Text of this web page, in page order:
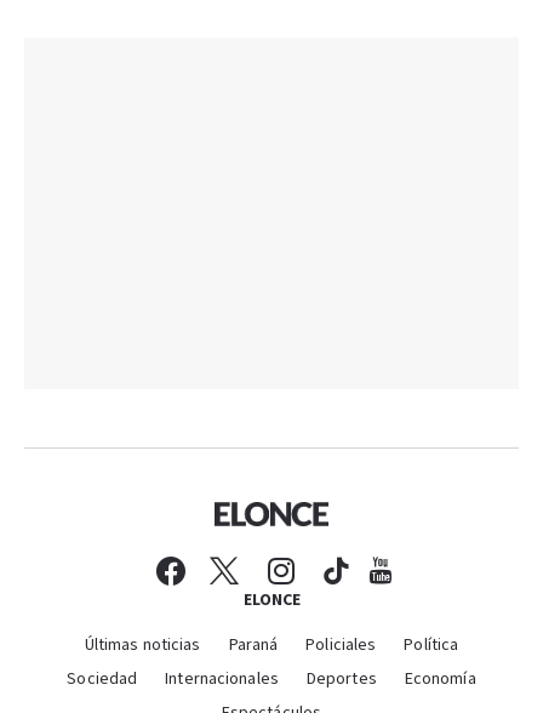
ELONCE
Últimas noticias Paraná Policiales
Política
Sociedad
Internacionales Deportes
Economía